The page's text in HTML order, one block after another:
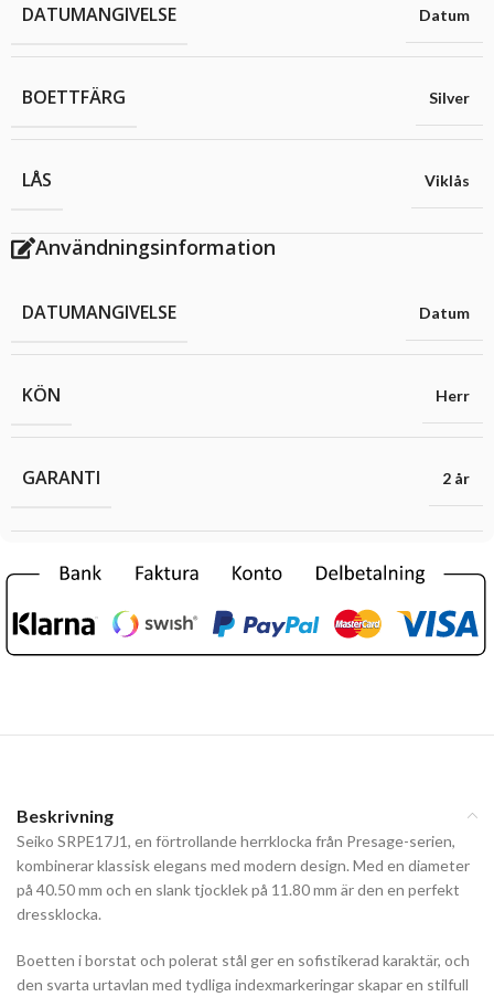
DATUMANGIVELSE Datum
BOETTFÄRG Silver
LÅS Viklås
Användningsinformation
DATUMANGIVELSE Datum
KÖN Herr
GARANTI 2 år
Beskrivning
Seiko SRPE17J1, en förtrollande herrklocka från Presage-serien,
kombinerar klassisk elegans med modern design. Med en diameter
på 40.50 mm och en slank tjocklek på 11.80 mm är den en perfekt
dressklocka.
Boetten i borstat och polerat stål ger en sofistikerad karaktär, och
den svarta urtavlan med tydliga indexmarkeringar skapar en stilfull